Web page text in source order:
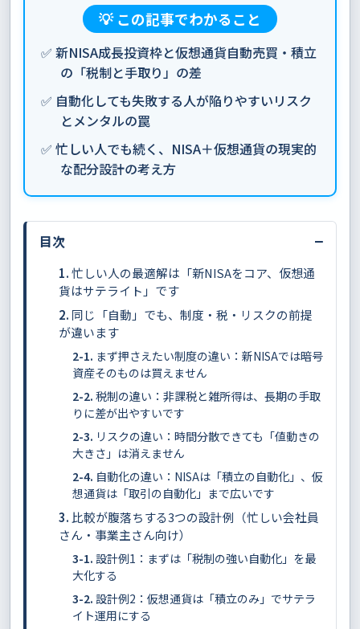
💡 この記事でわかること
✅ 新NISA成長投資枠と仮想通貨自動売買・積立
の「税制と手取り」の差
✅ 自動化しても失敗する人が陥りやすいリスク
とメンタルの罠
✅ 忙しい人でも続く、NISA＋仮想通貨の現実的
な配分設計の考え方
目次 −
忙しい人の最適解は「新NISAをコア、仮想通
貨はサテライト」です
同じ「自動」でも、制度・税・リスクの前提
が違います
まず押さえたい制度の違い：新NISAでは暗号
資産そのものは買えません
税制の違い：非課税と雑所得は、長期の手取
りに差が出やすいです
リスクの違い：時間分散できても「値動きの
大きさ」は消えません
自動化の違い：NISAは「積立の自動化」、仮
想通貨は「取引の自動化」まで広いです
比較が腹落ちする3つの設計例（忙しい会社員
さん・事業主さん向け）
設計例1：まずは「税制の強い自動化」を最
大化する
設計例2：仮想通貨は「積立のみ」でサテラ
イト運用にする